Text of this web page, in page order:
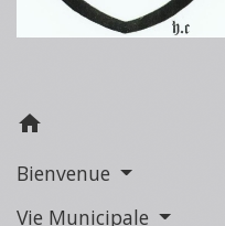
home
Bienvenue
Vie Municipale